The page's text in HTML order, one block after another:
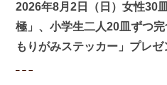
2026年8月2日（日）女性30
極」、小学生二人20皿ずつ
もりがみステッカー」プレゼ